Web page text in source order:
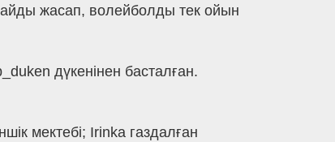
жасап, волейболды тек ойын
дүкенінен басталған.
мектебі; Irinka газдалған